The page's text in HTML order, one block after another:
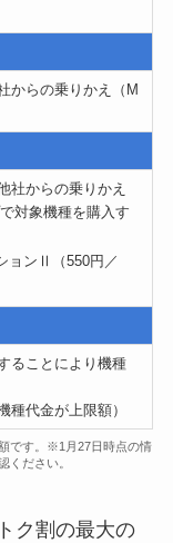
からの乗りかえ（M
社からの乗りかえ
対象機種を購入す
ョンⅡ（550円／
ることにより機種
種代金が上限額）
す。※1月27日時点の情
ください。
ク割の最大の